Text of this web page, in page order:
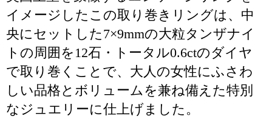
イメージしたこの取り巻きリングは、中
央にセットした7×9mmの大粒タンザナイ
トの周囲を12石・トータル0.6ctのダイヤ
で取り巻くことで、大人の女性にふさわ
しい品格とボリュームを兼ね備えた特別
なジュエリーに仕上げました。